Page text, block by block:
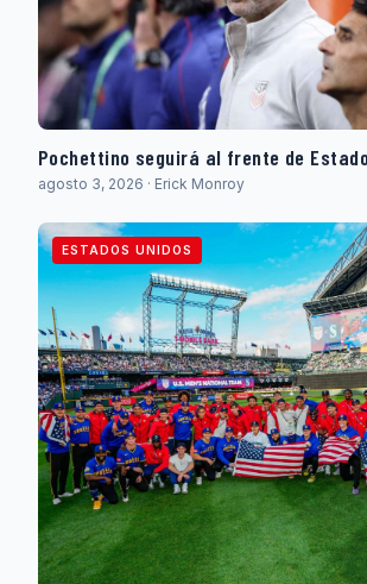
Pochettino seguirá al frente de
agosto 3, 2026 · Erick Monroy
ESTADOS UNIDOS